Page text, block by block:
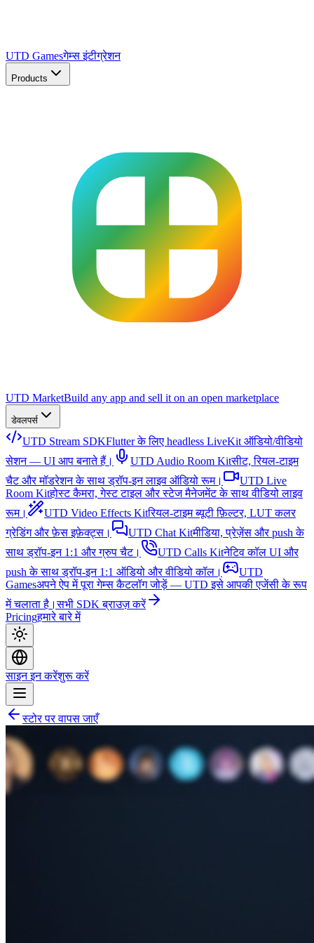
UTD Gamesगेम्स इंटीग्रेशन
Products
UTD MarketBuild any app and sell it on an open marketplace
डेवलपर्स
UTD Stream SDKFlutter के लिए headless LiveKit ऑडियो/वीडियो
सेशन — UI आप बनाते हैं।
UTD Audio Room Kitसीट, रियल-टाइम
चैट और मॉडरेशन के साथ ड्रॉप-इन लाइव ऑडियो रूम।
UTD Live
Room Kitहोस्ट कैमरा, गेस्ट टाइल और स्टेज मैनेजमेंट के साथ वीडियो लाइव
रूम।
UTD Video Effects Kitरियल-टाइम ब्यूटी फ़िल्टर, LUT कलर
ग्रेडिंग और फ़ेस इफ़ेक्ट्स।
UTD Chat Kitमीडिया, प्रेज़ेंस और push के
साथ ड्रॉप-इन 1:1 और ग्रुप चैट।
UTD Calls Kitनेटिव कॉल UI और
push के साथ ड्रॉप-इन 1:1 ऑडियो और वीडियो कॉल।
UTD
Gamesअपने ऐप में पूरा गेम्स कैटलॉग जोड़ें — UTD इसे आपकी एजेंसी के रूप
में चलाता है।सभी SDK ब्राउज़ करें
Pricingहमारे बारे में
साइन इन करेंशुरू करें
स्टोर पर वापस जाएँ